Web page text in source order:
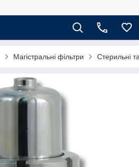
Магістральні фільтри Стерильні